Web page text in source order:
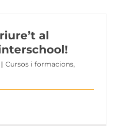
al
| Cursos i formacions,